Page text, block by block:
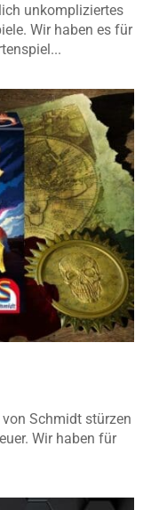
unkompliziertes
Wir haben es für
Schmidt stürzen
Wir haben für